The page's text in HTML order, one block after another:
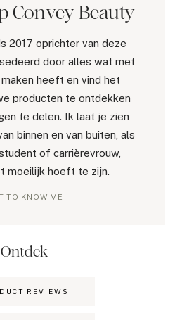
Convey Beauty
2017 oprichter van deze
door alles wat met
heeft en vind het
producten te ontdekken
te delen. Ik laat je zien
binnen en van buiten, als
of carrièrevrouw,
moeilijk hoeft te zijn.
TO KNOW ME
Ontdek
REVIEWS